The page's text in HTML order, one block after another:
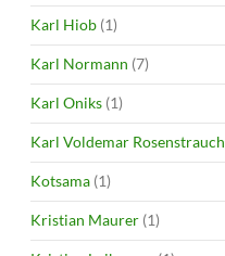
Karl Hiob (1)
Karl Normann (7)
Karl Oniks (1)
Karl Voldemar Rosenstrauch
Kotsama (1)
Kristian Maurer (1)